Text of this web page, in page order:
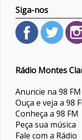
Siga-nos
Rádio Montes
Anuncie na 98 FM
Ouça e veja a 98
Conheça a 98 FM
Peça sua música
Fale com a Rádio